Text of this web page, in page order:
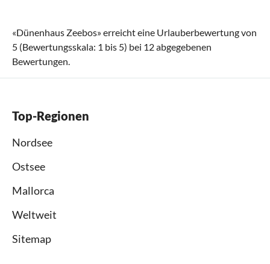
«Dünenhaus Zeebos» erreicht eine Urlauberbewertung von
5 (Bewertungsskala: 1 bis 5) bei 12abgegebenen
Bewertungen.
Top-Regionen
Nordsee
Ostsee
Mallorca
Weltweit
Sitemap